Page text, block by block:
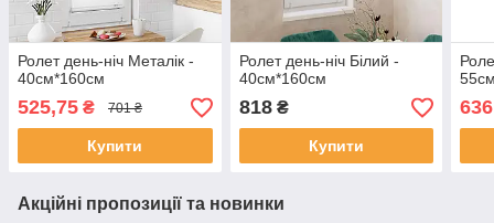
Ролет день-ніч Металік -
40см*160см
525,75 ₴ 701 ₴
Купити
Ролет день-ніч Білий -
40см*160см
818₴
Купити
636
Акційні пропозиції та новинки